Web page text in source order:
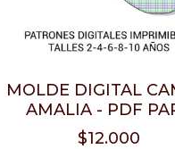
MOLDE DIGITAL
AMALIA - PDF
IMPRIMIR
$12.000